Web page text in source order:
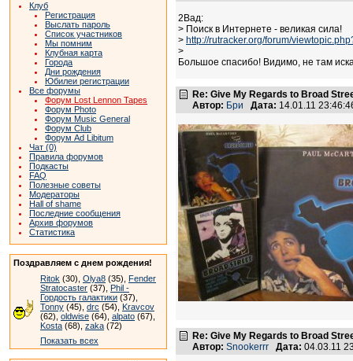
Клуб
Регистрация
Выслать пароль
Список участников
Мы помним
Клубная карта
Города
Дни рождения
Юбилеи регистрации
Все форумы
Форум Lost Lennon Tapes
Форум Photo
Форум Music General
Форум Club
Форум Ad Libitum
Чат (0)
Правила форумов
Подкасты
FAQ
Полезные советы
Модераторы
Hall of shame
Последние сообщения
Архив форумов
Статистика
Поздравляем с днем рождения!
Ritok (30), Olya8 (35), Fender
Stratocaster (37), Phil -
Гордость галактики (37),
Tonny (45), drc (54), Kravcov
(62), oldwise (64), alpato (67),
Kosta (68), zaka (72)
Показать всех
2Вад:
> Поиск в Интернете - великая сила!
> http://rutracker.org/forum/
>
Большое спасибо! Видимо, не там
Re: Give My Regards to Broad
Автор: Бри Дата: 14.01.11
Re: Give My Regards to Broad
Автор: Snookerrr Дата: 04.03.11